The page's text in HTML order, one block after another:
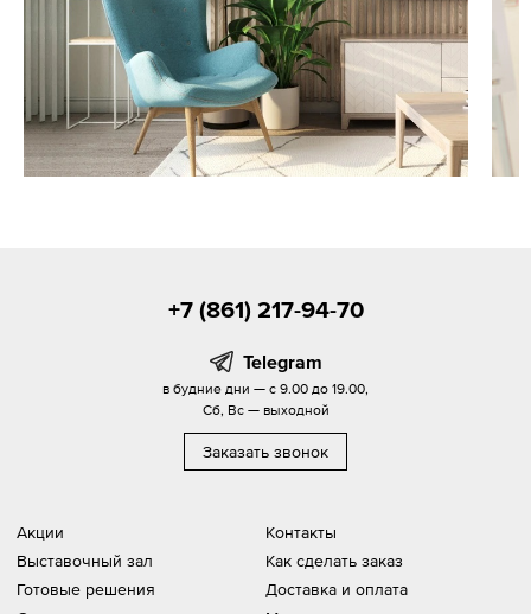
Акции
Выставочный зал
Готовые решения
Контакты
Как сделать заказ
Доставка и оплата
+7 (861) 217-94-70
Telegram
в будние дни — с 9.00 до 19.00,
Сб, Вс — выходной
Заказать звонок